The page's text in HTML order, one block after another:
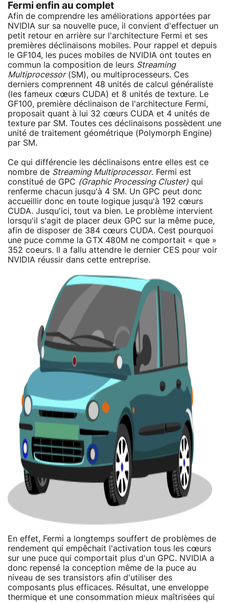
Fermi enfin au complet
Afin de comprendre les améliorations apportées par
NVIDIA sur sa nouvelle puce, il convient d'effectuer un
petit retour en arrière sur l'architecture Fermi et ses
premières déclinaisons mobiles. Pour rappel et depuis
le GF104, les puces mobiles de NVIDIA ont toutes en
commun la composition de leurs Streaming
Multiprocessor(SM), ou multiprocesseurs. Ces
derniers comprennent 48 unités de calcul généraliste
(les fameux cœurs CUDA) et 8 unités de texture. Le
GF100, première déclinaison de l'architecture Fermi,
proposait quant à lui 32 cœurs CUDA et 4 unités de
texture par SM. Toutes ces déclinaisons possèdent une
unité de traitement géométrique (Polymorph Engine)
par SM.
Ce qui différencie les déclinaisons entre elles est ce
nombre de Streaming Multiprocessor. Fermi est
constitué de GPC (Graphic Processing Cluster) qui
renferme chacun jusqu'à 4 SM. Un GPC peut donc
accueillir donc en toute logique jusqu'à 192 cœurs
CUDA. Jusqu'ici, tout va bien. Le problème intervient
lorsqu'il s'agit de placer deux GPC sur la même puce,
afin de disposer de 384 cœurs CUDA. Cest pourquoi
une puce comme la GTX 480M ne comportait « que »
352 coeurs. Il a fallu attendre le dernier CES pour voir
NVIDIA réussir dans cette entreprise.
En effet, Fermi a longtemps souffert de problèmes de
rendement qui empêchait l'activation tous les cœurs
sur une puce qui comportait plus d'un GPC. NVIDIA a
donc repensé la conception même de la puce au
niveau de ses transistors afin d'utiliser des
composants plus efficaces. Résultat, une enveloppe
thermique et une consommation mieux maîtrisées qui